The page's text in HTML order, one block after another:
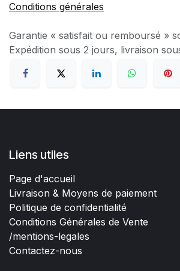
Conditions générales
Garantie « satisfait ou remboursé »
Expédition sous 2 jours, livraison
Liens utiles
Page d'accueil
Livraison & Moyens de paiement
Politique de confidentialité
Conditions Générales de Vente
/mentions-legales
Contactez-nous